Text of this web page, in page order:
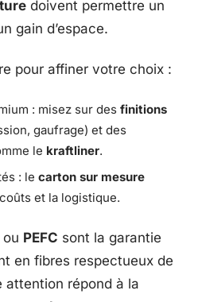
doivent permettre un
gain d’espace.
pour affiner votre choix :
: misez sur des finitions
gaufrage) et des
le kraftliner.
: le carton sur mesure
et la logistique.
ou PEFC sont la garantie
en fibres respectueux de
attention répond à la